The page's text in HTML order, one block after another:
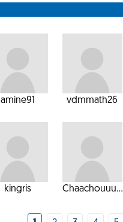
amine91 vdmmath26
kingris Chaachouuu...